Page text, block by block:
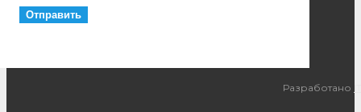
Разработано